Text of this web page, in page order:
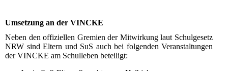
Umsetzung an der VINCKE
Neben den offiziellen Gremien der Mitwirkung laut Schulgesetz
NRW sind Eltern und SuS auch bei folgenden Veranstaltungen
der VINCKE am Schulleben beteiligt: